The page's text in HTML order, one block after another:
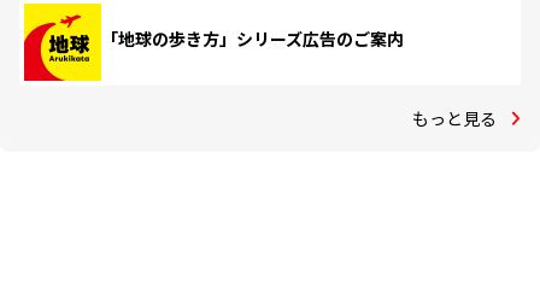
「地球の歩き方」シリーズ広告のご案内
もっと見る